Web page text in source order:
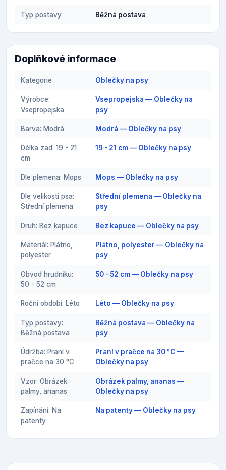
Typ postavy Běžná postava
Doplňkové informace
Kategorie Oblečky na psy
Výrobce:
Vsepropejska
Vsepropejska — Oblečky na
psy
Barva: Modrá Modrá — Oblečky na psy
Délka zad: 19 - 21
cm
19 - 21 cm — Oblečky na psy
Dle plemena: Mops Mops — Oblečky na psy
Dle velikosti psa:
Střední plemena
Střední plemena — Oblečky na
psy
Druh: Bez kapuce Bez kapuce — Oblečky na psy
Materiál: Plátno,
polyester
Plátno, polyester — Oblečky na
psy
Obvod hrudníku:
50 - 52 cm
50 - 52 cm — Oblečky na psy
Roční období: Léto Léto — Oblečky na psy
Typ postavy:
Běžná postava
Běžná postava — Oblečky na
psy
Údržba: Praní v
pračce na 30 °C
Praní v pračce na 30 °C —
Oblečky na psy
Vzor: Obrázek
palmy, ananas
Obrázek palmy, ananas —
Oblečky na psy
Zapínání: Na
patenty
Na patenty — Oblečky na psy